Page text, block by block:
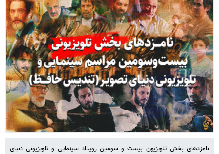
نامزدهای بخش تلویزیون بیست و سومین رویداد سینمایی و تلویزیونی دنیای